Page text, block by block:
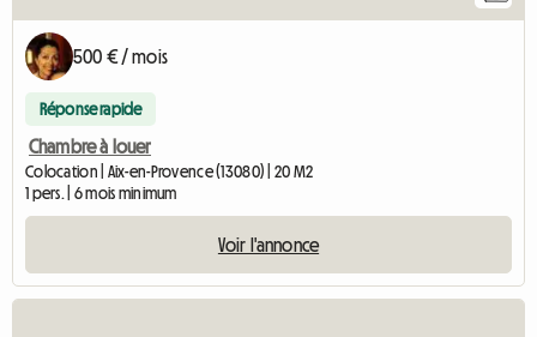
500 € / mois
Réponse rapide
Chambre à louer
Colocation | Aix-en-Provence (13080) | 20 M2
1 pers. | 6 mois minimum
Voir l'annonce